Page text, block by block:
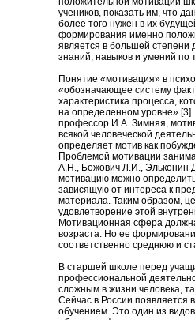
учеников, показать им, что
более того нужен в их
формирования именно
является в большей
знаний, навыков и умений по
Понятие «мотивация» в
«обозначающее систему
характеристика процесса,
на определенном уровне» [3].
профессор И.А. Зимняя,
всякой человеческой
определяет мотив как
Проблемой мотивации
А.Н., Божович Л.И., Эльконин
мотивацию можно
зависящую от интереса к
материала. Таким образом,
удовлетворение этой
Мотивационная сфера
возраста. Но ее
соответственно среднюю и
В старшей школе перед
профессиональной
сложным в жизни человека,
Сейчас в России
обучением. Это один из